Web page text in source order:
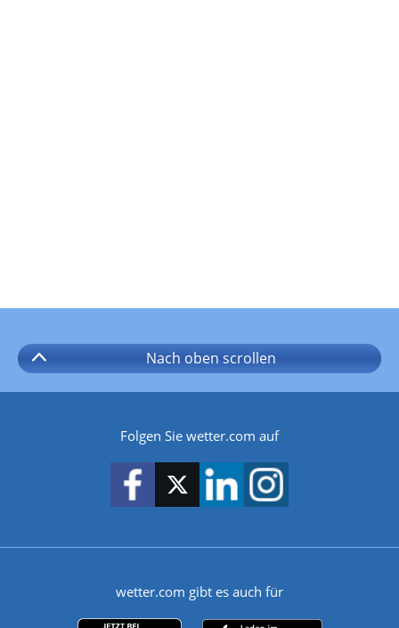
Nach oben scrollen
Folgen Sie wetter.com auf
wetter.com gibt es auch für